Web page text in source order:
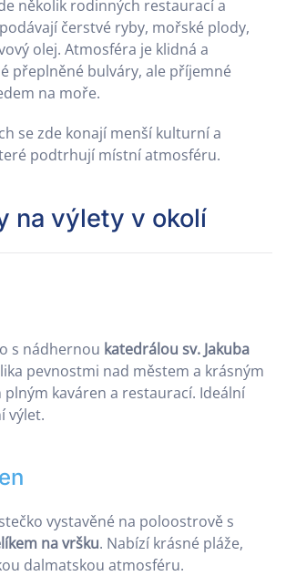
několik rodinných restaurací a
čerstvé ryby, mořské plody,
olej. Atmosféra je klidná a
přeplněné bulváry, ale příjemné
na moře.
se zde konají menší kulturní a
podtrhují místní atmosféru.
na výlety v okolí
s nádhernou katedrálou sv. Jakuba
pevnostmi nad městem a krásným
kaváren a restaurací. Ideální
výlet.
vystavěné na poloostrově s
na vršku. Nabízí krásné pláže,
dalmatskou atmosféru.